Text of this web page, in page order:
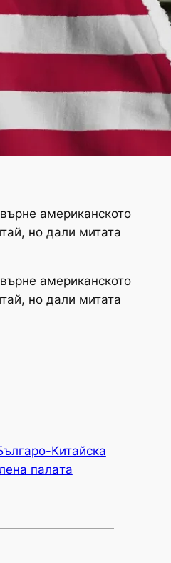
американското
но дали митата
американското
но дали митата
Китайска
палaта